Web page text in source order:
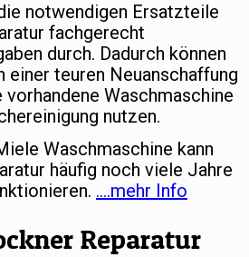
notwendigen Ersatzteile
fachgerecht
durch. Dadurch können
einer teuren Neuanschaffung
Waschmaschine
nutzen.
Waschmaschine kann
häufig noch viele Jahre
….mehr Info
Reparatur